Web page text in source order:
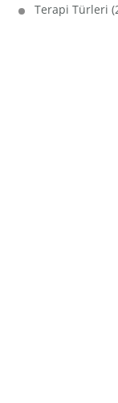
Terapi Türleri